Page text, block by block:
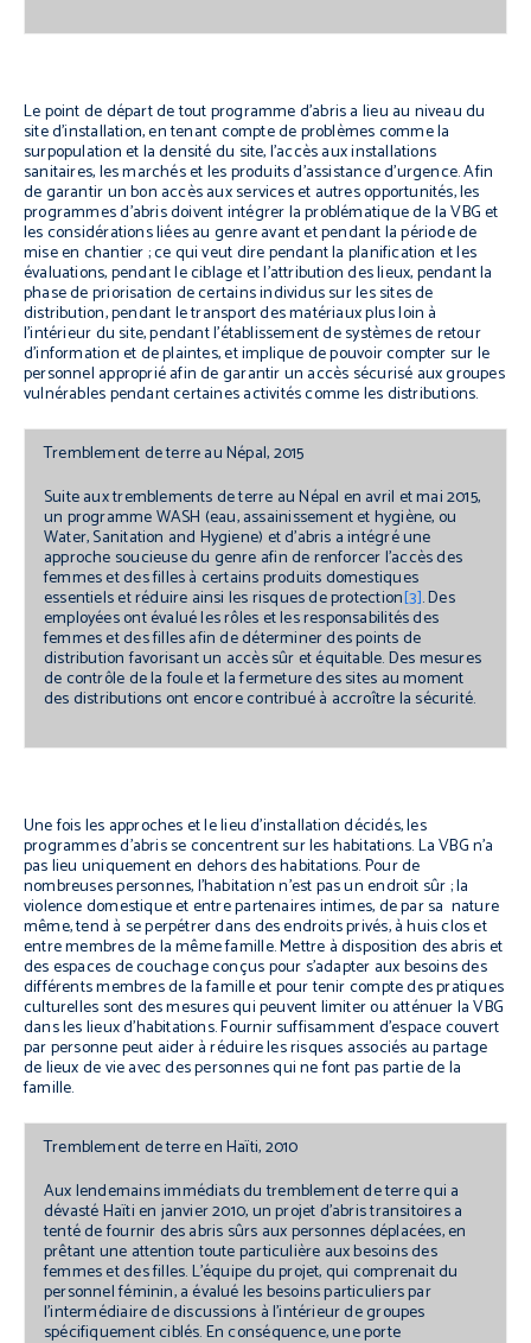
Le point de départ de tout programme d’abris a lieu au niveau du
site d’installation, en tenant compte de problèmes comme la
surpopulation et la densité du site, l’accès aux installations
sanitaires, les marchés et les produits d’assistance d’urgence. Afin
de garantir un bon accès aux services et autres opportunités, les
programmes d’abris doivent intégrer la problématique de la VBG et
les considérations liées au genre avant et pendant la période de
mise en chantier ; ce qui veut dire pendant la planification et les
évaluations, pendant le ciblage et l’attribution des lieux, pendant la
phase de priorisation de certains individus sur les sites de
distribution, pendant le transport des matériaux plus loin à
l’intérieur du site, pendant l’établissement de systèmes de retour
d’information et de plaintes, et implique de pouvoir compter sur le
personnel approprié afin de garantir un accès sécurisé aux groupes
vulnérables pendant certaines activités comme les distributions.
Tremblement de terre au Népal, 2015
Suite aux tremblements de terre au Népal en avril et mai 2015,
un programme WASH (eau, assainissement et hygiène, ou
Water, Sanitation and Hygiene) et d’abris a intégré une
approche soucieuse du genre afin de renforcer l’accès des
femmes et des filles à certains produits domestiques
essentiels et réduire ainsi les risques de protection[3]. Des
employées ont évalué les rôles et les responsabilités des
femmes et des filles afin de déterminer des points de
distribution favorisant un accès sûr et équitable. Des mesures
de contrôle de la foule et la fermeture des sites au moment
des distributions ont encore contribué à accroître la sécurité.
Une fois les approches et le lieu d’installation décidés, les
programmes d’abris se concentrent sur les habitations. La VBG n’a
pas lieu uniquement en dehors des habitations. Pour de
nombreuses personnes, l’habitation n’est pas un endroit sûr ; la
violence domestique et entre partenaires intimes, de par sa nature
même, tend à se perpétrer dans des endroits privés, à huis clos et
entre membres de la même famille. Mettre à disposition des abris et
des espaces de couchage conçus pour s’adapter aux besoins des
différents membres de la famille et pour tenir compte des pratiques
culturelles sont des mesures qui peuvent limiter ou atténuer la VBG
dans les lieux d’habitations. Fournir suffisamment d’espace couvert
par personne peut aider à réduire les risques associés au partage
de lieux de vie avec des personnes qui ne font pas partie de la
famille.
Tremblement de terre en Haïti, 2010
Aux lendemains immédiats du tremblement de terre qui a
dévasté Haïti en janvier 2010, un projet d’abris transitoires a
tenté de fournir des abris sûrs aux personnes déplacées, en
prêtant une attention toute particulière aux besoins des
femmes et des filles. L’équipe du projet, qui comprenait du
personnel féminin, a évalué les besoins particuliers par
l’intermédiaire de discussions à l’intérieur de groupes
spécifiquement ciblés. En conséquence, une porte